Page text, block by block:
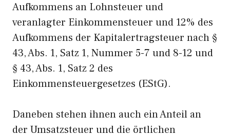
Aufkommens an Lohnsteuer und
veranlagter Einkommensteuer und 12% des
Aufkommens der Kapitalertragsteuer nach §
43, Abs. 1, Satz 1, Nummer 5-7 und 8-12 und
§ 43, Abs. 1, Satz 2 des
Einkommensteuergesetzes (EStG).
Daneben stehen ihnen auch ein Anteil an
der Umsatzsteuer und die örtlichen